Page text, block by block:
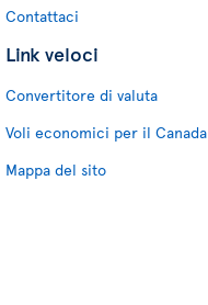
Contattaci
Link veloci
Convertitore di valuta
Voli economici per il Canada
Mappa del sito